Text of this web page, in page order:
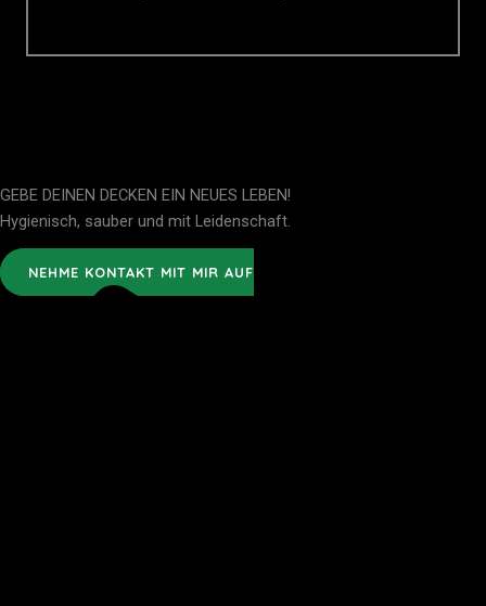
GEBE DEINEN DECKEN EIN NEUES LEBEN!
Hygienisch, sauber und mit Leidenschaft.
NEHME KONTAKT MIT MIR AUF